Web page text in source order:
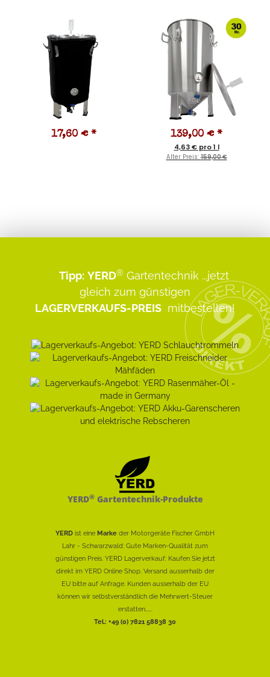
17,60 € * 139,00 € *
4,63 € pro 1 l
Alter Preis:159,00 €
Tipp: YERD® Gartentechnik ...jetzt
gleich zum günstigen
LAGERVERKAUFS-PREIS mitbestellen!
YERD®Gartentechnik-Produkte
YERD ist eine Marke der Motorgeräte Fischer GmbH
Lahr - Schwarzwald: Gute Marken-Qualität zum
günstigen Preis. YERD Lagerverkauf: Kaufen Sie jetzt
direkt im YERD Online Shop. Versand ausserhalb der
EU bitte auf Anfrage. Kunden ausserhalb der EU
können wir selbstverständlich die Mehrwert-Steuer
erstatten......
Tel.: +49 (0) 7821 58838 30